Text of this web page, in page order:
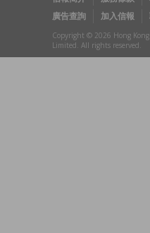
廣告查詢
加入信報
Copyright © 2026 Hong
Limited. All rights reserved.